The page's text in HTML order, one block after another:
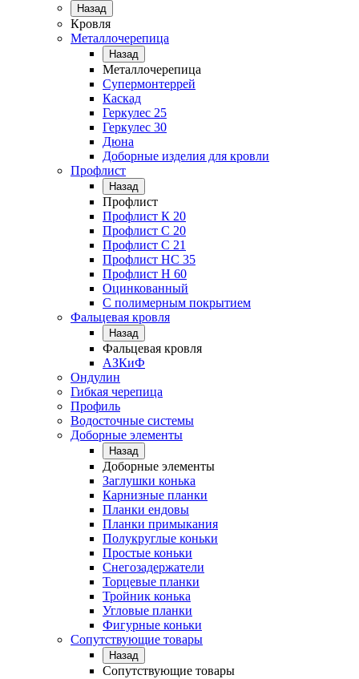
Назад
Кровля
Металлочерепица
Назад
Металлочерепица
Супермонтеррей
Каскад
Геркулес 25
Геркулес 30
Дюна
Доборные изделия для кровли
Профлист
Назад
Профлист
Профлист К 20
Профлист С 20
Профлист C 21
Профлист НС 35
Профлист Н 60
Оцинкованный
С полимерным покрытием
Фальцевая кровля
Назад
Фальцевая кровля
АЗКиФ
Ондулин
Гибкая черепица
Профиль
Водосточные системы
Доборные элементы
Назад
Доборные элементы
Заглушки конька
Карнизные планки
Планки ендовы
Планки примыкания
Полукруглые коньки
Простые коньки
Снегозадержатели
Торцевые планки
Тройник конька
Угловые планки
Фигурные коньки
Сопутствующие товары
Назад
Сопутствующие товары